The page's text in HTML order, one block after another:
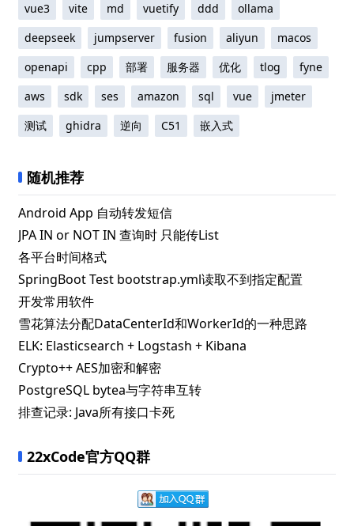
vue3
vite md vuetify ddd
ollama
deepseek
jumpserver fusion aliyun
macos
openapi
cpp 部署 服务器 优化 tlog
fyne
aws
sdk ses amazon sql vue
jmeter
测试
ghidra 逆向 C51 嵌入式
随机推荐
Android App 自动转发短信
JPA IN or NOT IN 查询时 只能传List
各平台时间格式
SpringBoot Test bootstrap.yml读取不到指定配置
开发常用软件
雪花算法分配DataCenterId和WorkerId的一种思路
ELK: Elasticsearch + Logstash + Kibana
Crypto++ AES加密和解密
PostgreSQL bytea与字符串互转
排查记录: Java所有接口卡死
22xCode官方QQ群